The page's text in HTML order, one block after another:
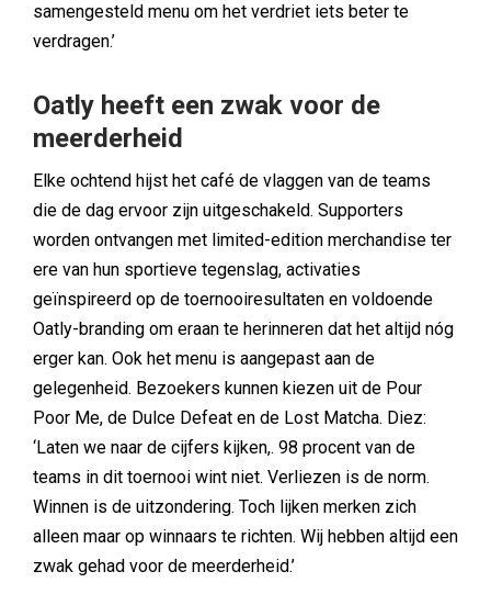
samengesteld menu om het verdriet iets beter te
verdragen.’
Oatly heeft een zwak voor de
meerderheid
Elke ochtend hijst het café de vlaggen van de teams
die de dag ervoor zijn uitgeschakeld. Supporters
worden ontvangen met limited-edition merchandise ter
ere van hun sportieve tegenslag, activaties
geïnspireerd op de toernooiresultaten en voldoende
Oatly-branding om eraan te herinneren dat het altijd nóg
erger kan. Ook het menu is aangepast aan de
gelegenheid. Bezoekers kunnen kiezen uit de Pour
Poor Me, de Dulce Defeat en de Lost Matcha. Diez:
‘Laten we naar de cijfers kijken,. 98 procent van de
teams in dit toernooi wint niet. Verliezen is de norm.
Winnen is de uitzondering. Toch lijken merken zich
alleen maar op winnaars te richten. Wij hebben altijd een
zwak gehad voor de meerderheid.’